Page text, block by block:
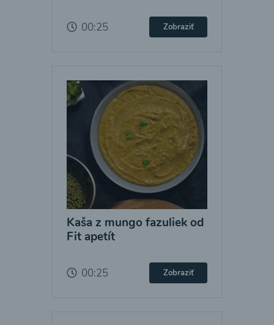
00:25 Zobraziť
Kaša z mungo fazuliek od
Fit apetít
00:25 Zobraziť